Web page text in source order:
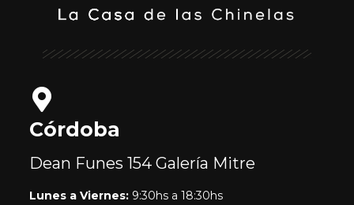
Córdoba
Dean Funes 154Galería Mitre
Lunes a Viernes: 9:30hs a 18:30hs